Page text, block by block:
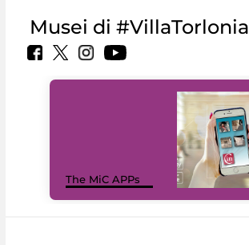
Musei di #VillaTorlonia
The MiC APPs